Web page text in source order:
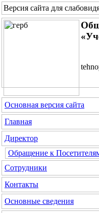
Версия сайта для
Основная версия сайта
Главная
Директор
Обращение к
Сотрудники
Контакты
Основные сведения